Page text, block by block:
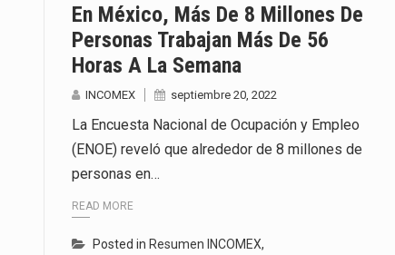
En México, Más De 8 Millones De
Personas Trabajan Más De 56
Horas A La Semana
INCOMEX septiembre 20, 2022
La Encuesta Nacional de Ocupación y Empleo
(ENOE) reveló que alrededor de 8 millones de
personas en…
READ MORE
Posted in Resumen INCOMEX,